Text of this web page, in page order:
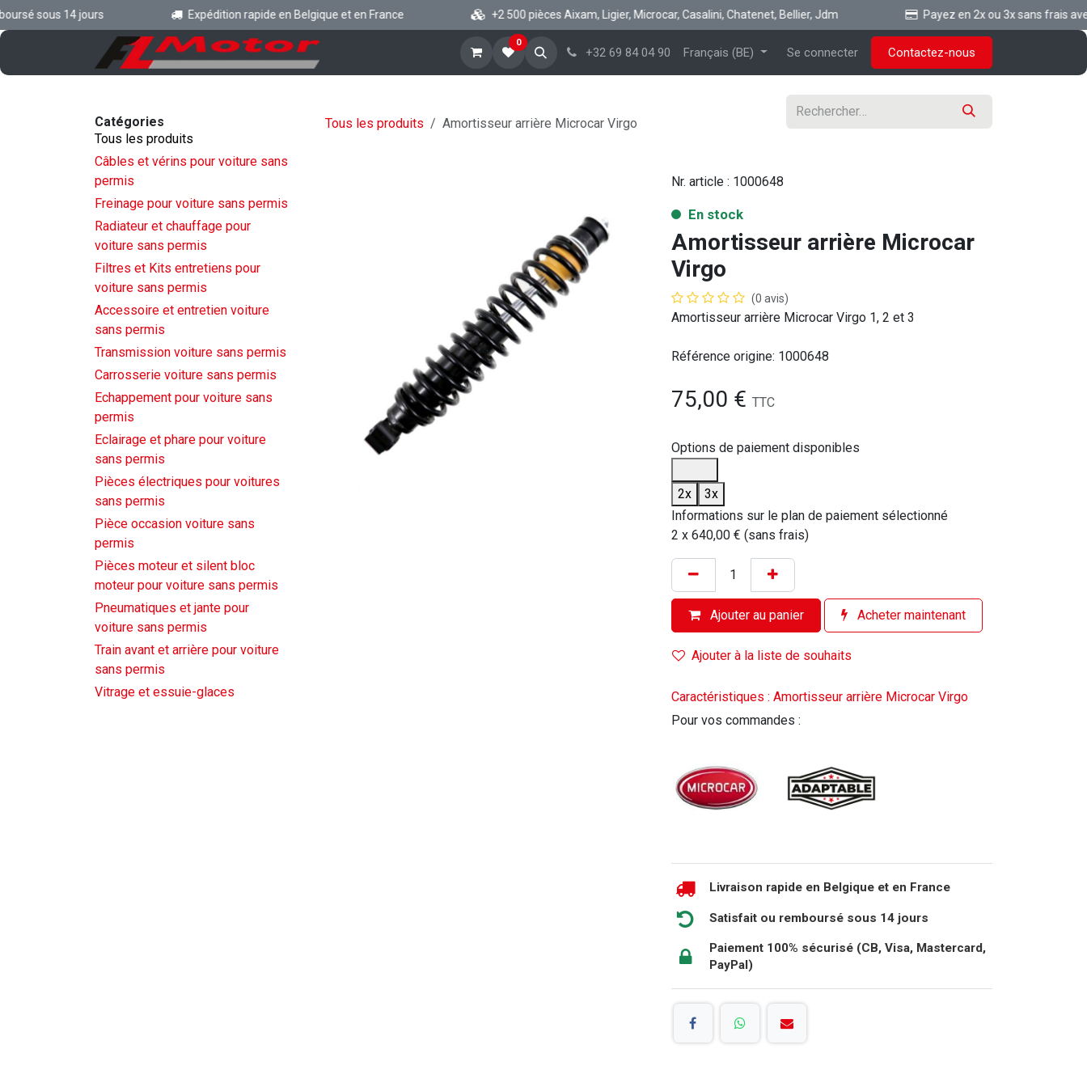
Se rendre au contenu
sous 14 jours Expédition rapide en Belgique et en France +2 500 pièces Aixam, Ligier, Microcar, Casalini, Chatenet, Bellier, Jdm Payez en 2x ou 3x sans frais ave
Blog A propos Aide
0
+32 69 84 04 90 Français (BE) Se connecter Contactez-nous
Catégories
Tous les produits
Câbles et vérins pour voiture sans
permis
Freinage pour voiture sans permis
Radiateur et chauffage pour
voiture sans permis
Filtres et Kits entretiens pour
voiture sans permis
Accessoire et entretien voiture
sans permis
Transmission voiture sans permis
Carrosserie voiture sans permis
Echappement pour voiture sans
permis
Eclairage et phare pour voiture
sans permis
Pièces électriques pour voitures
sans permis
Pièce occasion voiture sans
permis
Pièces moteur et silent bloc
moteur pour voiture sans permis
Pneumatiques et jante pour
voiture sans permis
Train avant et arrière pour voiture
sans permis
Vitrage et essuie-glaces
Tous les produits Amortisseur arrière Microcar Virgo
Nr. article : 1000648
En stock
Amortisseur arrière Microcar
Virgo
(0 avis)
Amortisseur arrière Microcar Virgo 1, 2 et 3
Référence origine: 1000648
75,00 € TTC
Options de paiement disponibles
2x
3x
Informations sur le plan de paiement sélectionné
2 x 640,00 € (sans frais)
Ajouter au panier Acheter maintenant
Ajouter à la liste de souhaits
Caractéristiques : Amortisseur arrière Microcar Virgo
Pour vos commandes :
Livraison rapide en Belgique et en France
Satisfait ou remboursé sous 14 jours
Paiement 100% sécurisé (CB, Visa, Mastercard,
PayPal)